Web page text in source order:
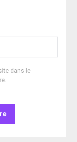
dans le